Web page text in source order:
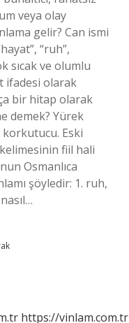
veya olay
gelir? Can ismi
“ruh”,
sıcak ve olumlu
ifadesi olarak
bir hitap olarak
demek? Yürek
korkutucu. Eski
fiil hali
Osmanlıca
şöyledir: 1. ruh,
https://vinlam.com.tr